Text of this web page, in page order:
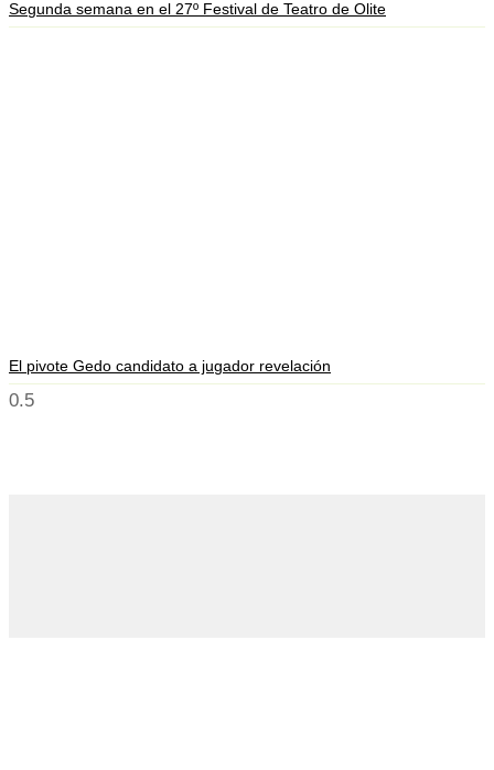
Segunda semana en el 27º Festival de Teatro de Olite
El pivote Gedo candidato a jugador revelación